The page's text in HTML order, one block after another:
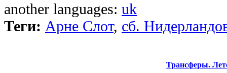
another languages: uk
Теги: Арне Слот, сб.
Трансферы.